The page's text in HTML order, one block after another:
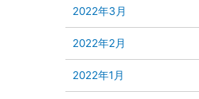
2022年3月
2022年2月
2022年1月